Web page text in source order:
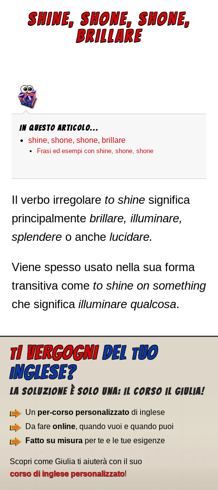
SHINE, SHONE, SHONE,
BRILLARE
In questo articolo...
shine, shone, shone, brillare
Frasi ed esempi con shine, shone, shone
Il verbo irregolare to shine significa
principalmente brillare, illuminare,
splendere o anche lucidare.
Viene spesso usato nella sua forma
transitiva come to shine on something
che significa illuminare qualcosa.
TI VERGOGNIDEL TUO
INGLESE?
La soluzione è solo una: Il corso il Giulia!
Un per-corso personalizzato di inglese
Da fare online, quando vuoi e quando puoi
Fatto su misura per te e le tue esigenze
Scopri come Giulia ti aiuterà con il suo
corso di inglese personalizzato!